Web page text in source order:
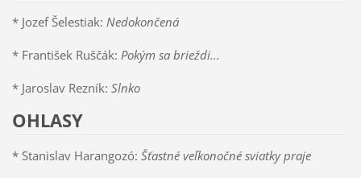
* Jozef Šelestiak: Nedokončená
* František Ruščák: Pokým sa brieždi...
* Jaroslav Rezník: Slnko
OHLASY
* Stanislav Harangozó: Šťastné veľkonočné sviatky praje